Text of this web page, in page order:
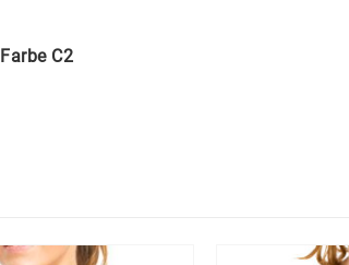
Farbe C2